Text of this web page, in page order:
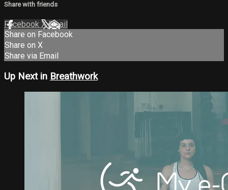
Share with friends
Facebook XEmail
Share on Facebook
Share on X
Share via Email
Up Next in Breathwork